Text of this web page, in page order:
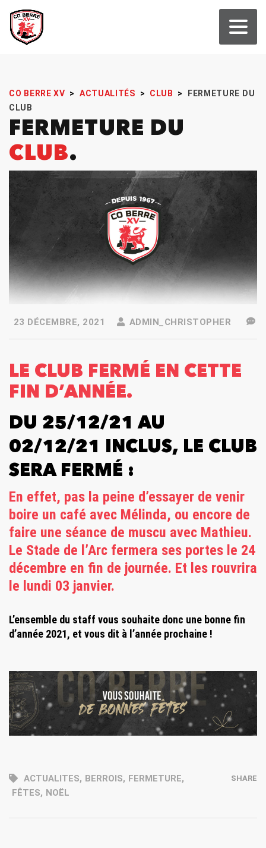
CO BERRE XV > ACTUALITÉS > CLUB >
FERMETURE DU
CLUB
FERMETURE DU
CLUB
23 DÉCEMBRE, 2021 ADMIN_CHRISTOPHER
LE CLUB FERMÉ EN CETTE
FIN D’ANNÉE.
DU 25/12/21 AU
02/12/21 INCLUS, LE CLUB
SERA FERMÉ :
En effet, pas la peine d’essayer de venir
boire un café avec Mélinda, ou encore de
faire une séance de muscu avec Mathieu.
Le Stade de l’Arc fermera ses portes le 24
décembre en fin de journée. Et les rouvrira
le lundi 03 janvier.
L’ensemble du staff vous souhaite donc une bonne fin
d’année 2021, et vous dit à l’année prochaine !
ACTUALITES, BERROIS, FERMETURE,
FÊTES, NOËL
SHARE